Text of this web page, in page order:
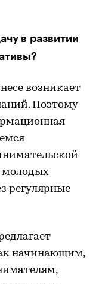
в развитии
возникает
Поэтому
молодых
регулярные
начинающим,